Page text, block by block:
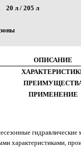
20 л / 205 л
ОПИСАНИЕ
ПРИМЕНЕНИЕ
характеристиками,